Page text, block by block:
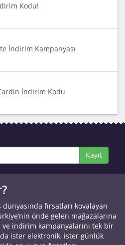
Kodu!
İndirim Kampanyası
İndirim Kodu
Kayıt
fırsatları kovalayan
önde gelen mağazalarına
indirim kampanyalarını tek bir
ister elektronik, ister günlük